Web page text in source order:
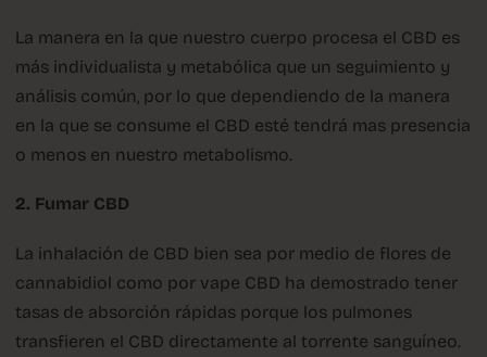
La manera en la que nuestro cuerpo procesa el CBD es
más individualista y metabólica que un seguimiento y
análisis común, por lo que dependiendo de la manera
en la que se consume el CBD esté tendrá mas presencia
o menos en nuestro metabolismo.
2. Fumar CBD
La inhalación de CBD bien sea por medio de flores de
cannabidiol como por vape CBD ha demostrado tener
tasas de absorción rápidas porque los pulmones
transfieren el CBD directamente al torrente sanguíneo.